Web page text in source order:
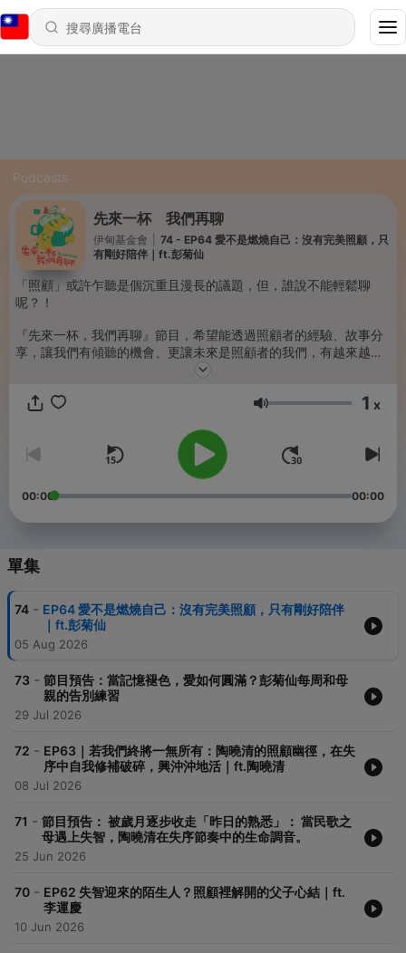
Podcasts
先來一杯 我們再聊
伊甸基金會
74 - EP64 愛不是燃燒自己：沒有完美照顧，只
有剛好陪伴｜ft.彭菊仙
「照顧」或許乍聽是個沉重且漫長的議題，但，誰說不能輕鬆聊
呢？！
『先來一杯，我們再聊』節目，希望能透過照顧者的經驗、故事分
享，讓我們有傾聽的機會、更讓未來是照顧者的我們，有越來越多
的參考樣本，與此同時，陪伴照顧者們，讓他們知道並不孤單，記
了。」往往只關注人生的上坡路，但是其實人生有生、老、病、
死，無論是誰最後都需邁向下坡路，那我們要以哪種姿態，去走這
節目中，人生使用說明書單元，邀請許多對於長照、照護不同領域
人士來分享，也許走在生命的道路上困難重重，但有人留下印記摘
「陪伴」間，說說笑笑、眼淚間，一定會有更多的力量！大家來這
不需要有壓力，走在照顧的漫漫長路上，就讓我們～『先來一杯，
我們再聊』。
‣ 留言給我們 ｜https://www.instagram.com/edentaiwan/
‣ 節目合作 ｜dep138@eden.org.tw
💡 製作團隊
主持人 – 楊月娥
企劃 – 耿弘懿、黃新媛、林嘉榕
出品 – 伊甸基金會
搜尋：先來一杯 我們再聊
Powered by
音量 1 x
00:00 00:00
單集
74 - EP64 愛不是燃燒自己：沒有完美照顧，只有剛好陪伴
｜ft.彭菊仙
05 Aug 2026
73 - 節目預告：當記憶褪色，愛如何圓滿？彭菊仙每周和母
親的告別練習
29 Jul 2026
72 - EP63｜若我們終將一無所有：陶曉清的照顧幽徑，在失
序中自我修補破碎，興沖沖地活｜ft.陶曉清
08 Jul 2026
71 - 節目預告： 被歲月逐步收走「昨日的熟悉」： 當民歌之
母遇上失智，陶曉清在失序節奏中的生命調音。
25 Jun 2026
70 - EP62 失智迎來的陌生人？照顧裡解開的父子心結｜ft.
李運慶
10 Jun 2026